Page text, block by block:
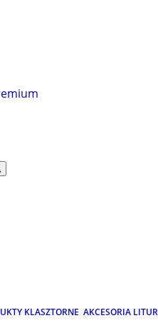
KLASZTORNE AKCESORIA